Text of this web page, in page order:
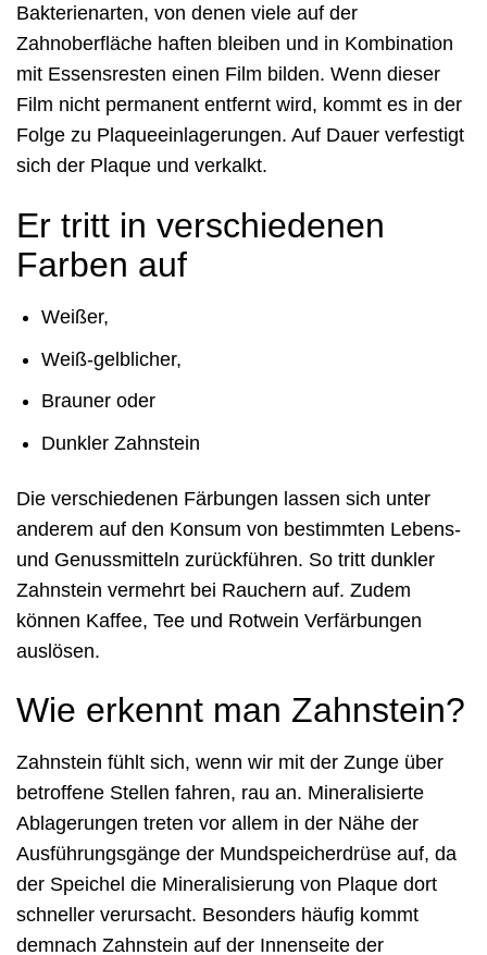
Bakterienarten, von denen viele auf der
Zahnoberfläche haften bleiben und in Kombination
mit Essensresten einen Film bilden. Wenn dieser
Film nicht permanent entfernt wird, kommt es in der
Folge zu Plaqueeinlagerungen. Auf Dauer verfestigt
sich der Plaque und verkalkt.
Er tritt in verschiedenen
Farben auf
Weißer,
Weiß-gelblicher,
Brauner oder
Dunkler Zahnstein
Die verschiedenen Färbungen lassen sich unter
anderem auf den Konsum von bestimmten Lebens-
und Genussmitteln zurückführen. So tritt dunkler
Zahnstein vermehrt bei Rauchern auf. Zudem
können Kaffee, Tee und Rotwein Verfärbungen
auslösen.
Wie erkennt man Zahnstein?
Zahnstein fühlt sich, wenn wir mit der Zunge über
betroffene Stellen fahren, rau an. Mineralisierte
Ablagerungen treten vor allem in der Nähe der
Ausführungsgänge der Mundspeicherdrüse auf, da
der Speichel die Mineralisierung von Plaque dort
schneller verursacht. Besonders häufig kommt
demnach Zahnstein auf der Innenseite der